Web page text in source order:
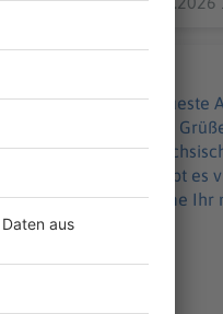
die Jagd auf die neueste
Liebe Grüße nach
Schneeberg im
notaufnahme Ihr möchtet
hallo@podever.de